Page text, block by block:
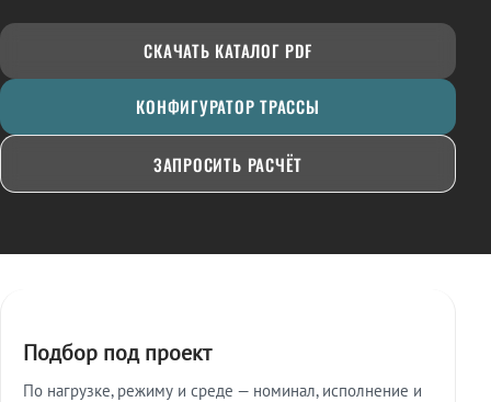
СКАЧАТЬ КАТАЛОГ PDF
КОНФИГУРАТОР ТРАССЫ
ЗАПРОСИТЬ РАСЧЁТ
Подбор под проект
По нагрузке, режиму и среде — номинал, исполнение и